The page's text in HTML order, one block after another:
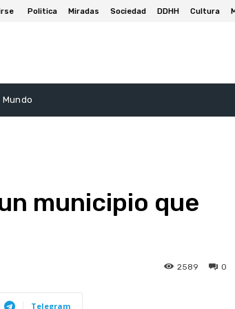
Politica Miradas Sociedad DDHH Cultura
Mundo
municipio que
0
2589
Telegram